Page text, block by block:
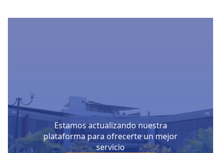
Estamos actualizando nuestra
plataforma para ofrecerte un mejor
servicio